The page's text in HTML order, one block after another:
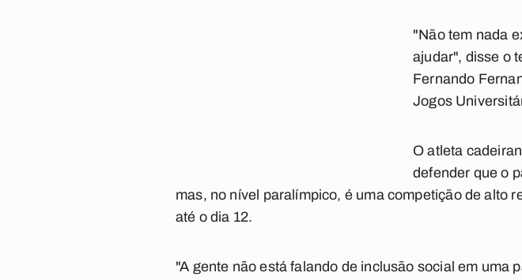
"Não tem nada
ajudar", disse o
Fernando
Jogos
O atleta
defender que o
mas, no nível paralímpico, é uma competição de alto
até o dia 12.
"A gente não está falando de inclusão social em uma